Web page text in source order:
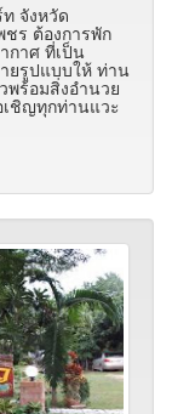
จังหวัด
ชร ต้องการพัก
กาศ ที่เป็น
ยรูปแบบให้ ท่าน
พร้อมสิ่งอำนวย
ชิญทุกท่านแวะ